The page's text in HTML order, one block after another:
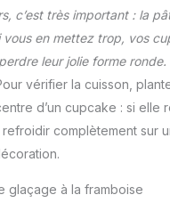
c’est très important : la
vous en mettez trop, vos
leur jolie forme ronde.
vérifier la cuisson,
d’un cupcake : si elle
refroidir complètement sur
glaçage à la framboise